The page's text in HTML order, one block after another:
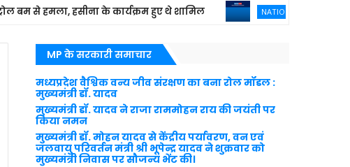
हमला, हसीना के कार्यक्रम हुए थे शामिल NATIONAL NEWS
MP के सरकारी समाचार
मध्यप्रदेश वैश्विक वन्य जीव संरक्षण का बना रोल मॉडल :
मुख्यमंत्री डॉ. यादव
मुख्यमंत्री डॉ. यादव ने राजा राममोहन राय की जयंती पर
किया नमन
मुख्यमंत्री डॉ. मोहन यादव से केंद्रीय पर्यावरण, वन एवं
जलवायु परिवर्तन मंत्री श्री भूपेन्द्र यादव ने शुक्रवार को
मुख्यमंत्री निवास पर सौजन्य भेंट की।